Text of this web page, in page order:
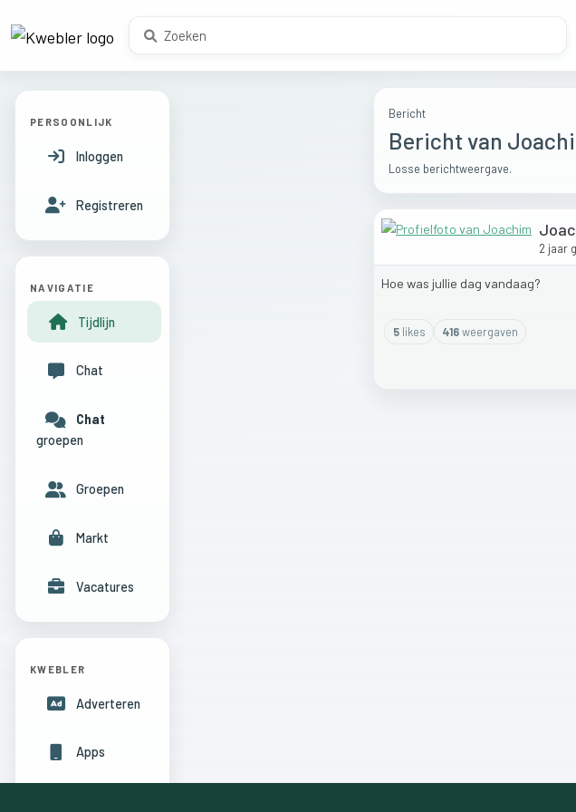
Bericht
Bericht van
Losse berichtweergave.
2 jaar
Hoe was jullie dag vandaag?
5likes 416weergaven
PERSOONLIJK
Inloggen
Registreren
NAVIGATIE
Tijdlijn
Chat
Chat
groepen
Groepen
Markt
Vacatures
KWEBLER
Adverteren
Apps